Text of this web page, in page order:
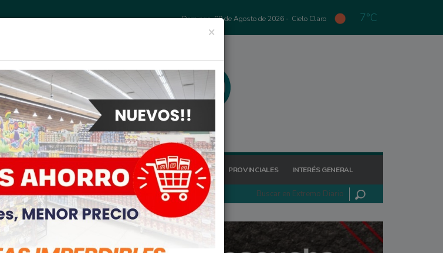
Domingo, 09 de Agosto de 2026 - Cielo Claro 7°C
FIGHIERA GENERAL LAGOS POLICIALES REGIONALES PROVINCIALES INTERÉS GENERAL
×